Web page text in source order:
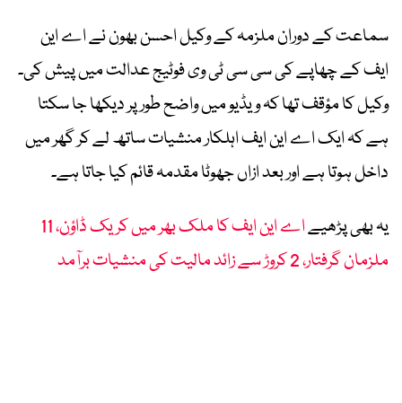
سماعت کے دوران ملزمہ کے وکیل احسن بھون نے اے این
ایف کے چھاپے کی سی سی ٹی وی فوٹیج عدالت میں پیش کی۔
وکیل کا مؤقف تھا کہ ویڈیو میں واضح طور پر دیکھا جا سکتا
ہے کہ ایک اے این ایف اہلکار منشیات ساتھ لے کر گھر میں
داخل ہوتا ہے اور بعد ازاں جھوٹا مقدمہ قائم کیا جاتا ہے۔
یہ بھی پڑھیے
اے این ایف کا ملک بھر میں کریک ڈاؤن، 11
ملزمان گرفتار، 2 کروڑ سے زائد مالیت کی منشیات برآمد